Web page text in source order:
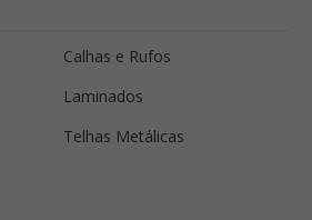
Calhas e Rufos
Laminados
Telhas Metálicas